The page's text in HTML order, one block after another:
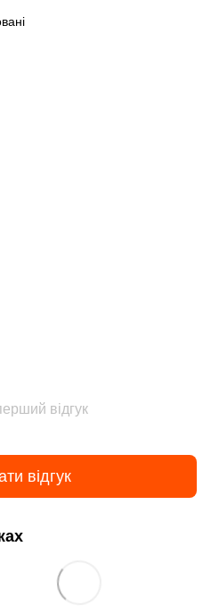
відгук
відгук